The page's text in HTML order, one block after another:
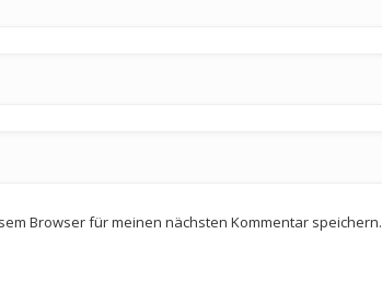
Browser für meinen nächsten Kommentar speichern.